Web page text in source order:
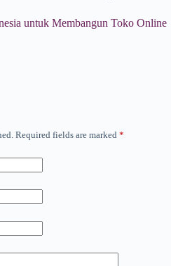
untuk Membangun Toko Online
Required fields are marked *